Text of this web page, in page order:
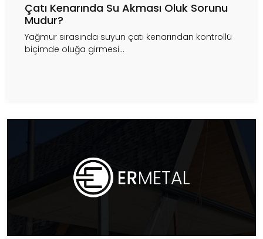
Çatı Kenarında Su Akması Oluk Sorunu
Mudur?
Yağmur sırasında suyun çatı kenarından kontrollü
biçimde oluğa girmesi...